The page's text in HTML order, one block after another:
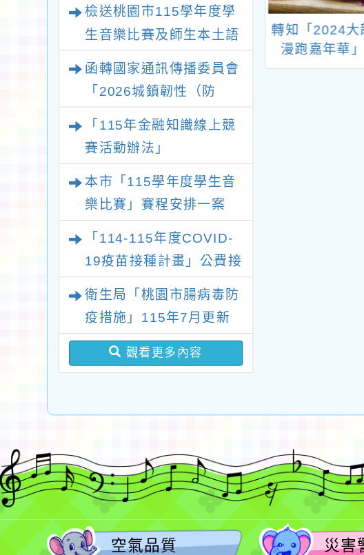
檢送桃園市115學年度學
生音樂比賽及師生本土語
函轉國家通訊傳播委員會
「2026城鎮韌性（防
「115年金融知識線上競
賽活動辦法」
本市「115學年度學生音
樂比賽」賽程安排一案
「114-115年度COVID-
19疫苗接種計畫」公費接
種對象擴大
衛生局「桃園市腸病毒防
疫措施」115年7月更新
版問答集及修正對照表各
1份
觀看更多內容
華民國現代五
「2024年夏季
國錦標賽」競
轉知「2025 Action!
展」展覽資訊，歡迎
踴躍參與!
轉知「2024大
漫跑嘉年華
空氣品質 災害